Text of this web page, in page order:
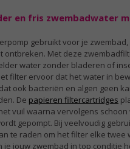
en fris zwembadwater
gebruikt voor je
ontbreken. Met deze
water zonder bladeren of
filter ervoor dat het water in
ook bacteriën en algen geen
De papieren filtercartridges
vuil waarna vervolgens
gepompt. Bij veelvoudig
te raden om het filter elke twee
je jouw zwembad in top conditie